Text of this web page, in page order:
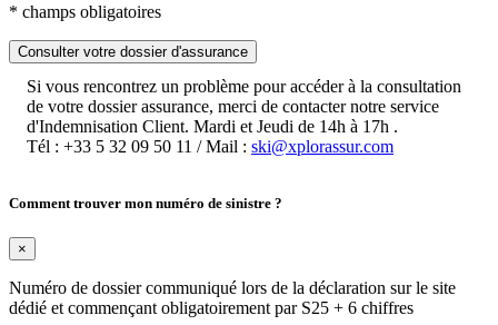
* champs obligatoires
Consulter votre dossier d'assurance
Si vous rencontrez un problème pour accéder à la consultation
de votre dossier assurance, merci de contacter notre service
d'Indemnisation Client. Mardi et Jeudi de 14h à 17h .
Tél : +33 5 32 09 50 11 / Mail : ski@xplorassur.com
Comment trouver mon numéro de sinistre ?
×
Numéro de dossier communiqué lors de la déclaration sur le site
dédié et commençant obligatoirement par S25 + 6 chiffres